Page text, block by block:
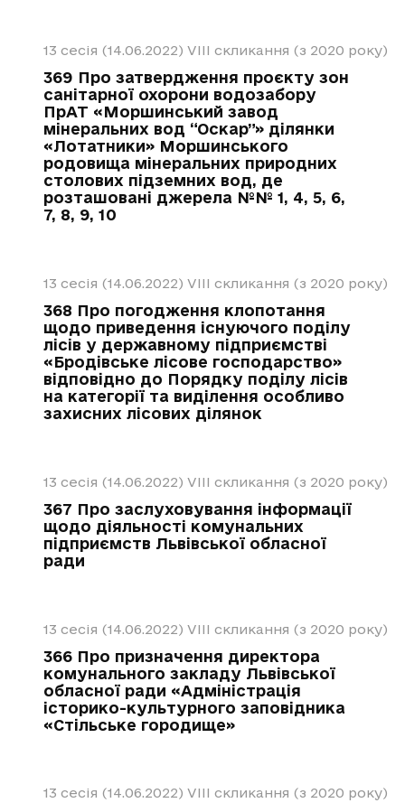
13 сесія (14.06.2022) VIII скликання (з 2020 року)
369 Про затвердження проєкту зон
санітарної охорони водозабору
ПрАТ «Моршинський завод
мінеральних вод “Оскар”» ділянки
«Лотатники» Моршинського
родовища мінеральних природних
столових підземних вод, де
розташовані джерела №№ 1, 4, 5, 6,
7, 8, 9, 10
13 сесія (14.06.2022) VIII скликання (з 2020 року)
368 Про погодження клопотання
щодо приведення існуючого поділу
лісів у державному підприємстві
«Бродівське лісове господарство»
відповідно до Порядку поділу лісів
на категорії та виділення особливо
захисних лісових ділянок
13 сесія (14.06.2022) VIII скликання (з 2020 року)
367 Про заслуховування інформації
щодо діяльності комунальних
підприємств Львівської обласної
ради
13 сесія (14.06.2022) VIII скликання (з 2020 року)
366 Про призначення директора
комунального закладу Львівської
обласної ради «Адміністрація
історико-культурного заповідника
«Стільське городище»
13 сесія (14.06.2022) VIII скликання (з 2020 року)